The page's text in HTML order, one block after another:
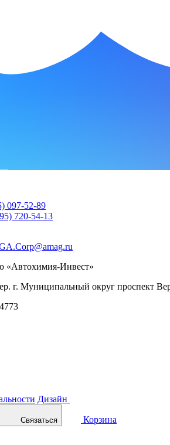
097-52-89
720-54-13
«Автохимия-Инвест»
г. Муниципальный округ проспект
Дизайн
Связаться Корзина